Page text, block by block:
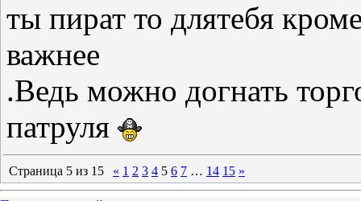
ты пират то длятебя
важнее
.Ведь можно догнать
патруля
Страница 5 из 15 « 1 2 3 4 5 6 7 … 14 15 »